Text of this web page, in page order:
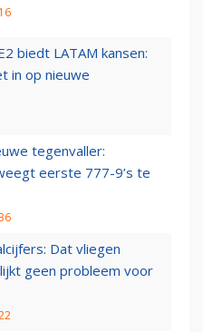
biedt LATAM kansen:
in op nieuwe
tegenvaller:
eerste 777-9’s te
Dat vliegen
geen probleem voor